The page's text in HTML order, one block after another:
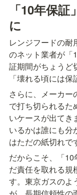
「10年保
に
レンジフードの耐
のネット業者が「
証期間がちょうど
「壊れる頃には保
さらに、メーカー
で打ち切られるた
いケースが出てき
いるかは誰にも分
はただの紙切れで
だからこそ、「
だ責任を取れる規
す。東京ガスのよ